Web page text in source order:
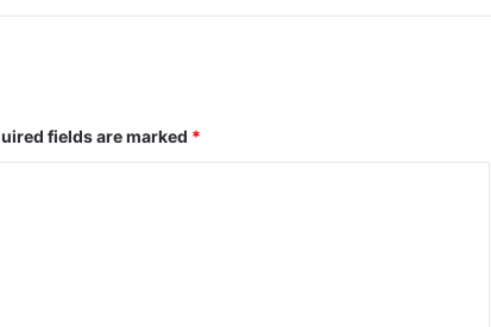
fields are marked *